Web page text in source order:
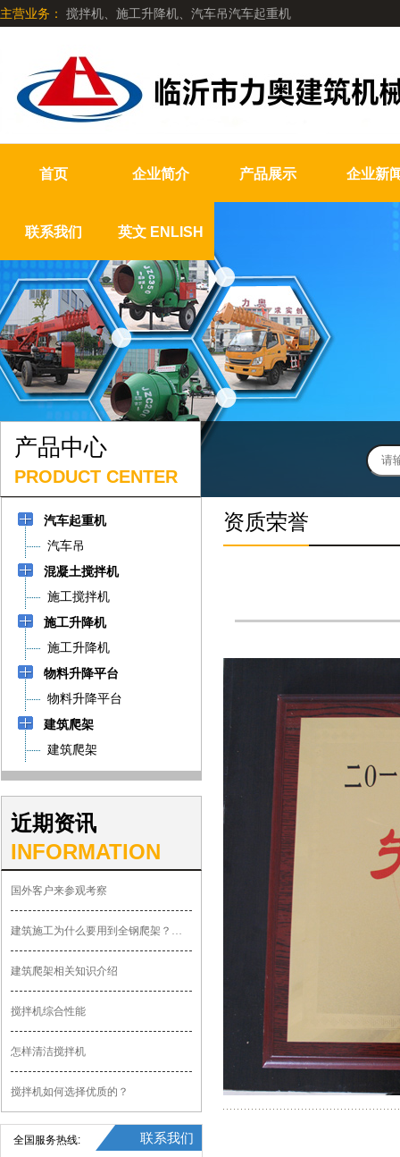
主营业务： 搅拌机、施工升降机、汽车吊汽车起重机
首页 企业简介 产品展示 企业新
联系我们 英文 ENLISH
产品中心
PRODUCT CENTER
汽车起重机
汽车吊
混凝土搅拌机
施工搅拌机
施工升降机
施工升降机
物料升降平台
物料升降平台
建筑爬架
建筑爬架
近期资讯
INFORMATION
国外客户来参观考察
建筑施工为什么要用到全钢爬架？有什么优势？
建筑爬架相关知识介绍
搅拌机综合性能
怎样清洁搅拌机
搅拌机如何选择优质的？
全国服务热线: 联系我们
资质荣誉